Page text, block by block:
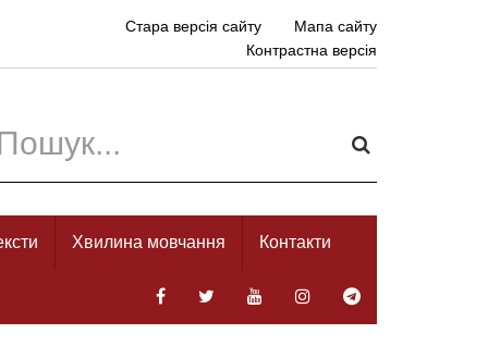
Стара версія сайту
Мапа сайту
Контрастна версія
Хвилина мовчання Контакти